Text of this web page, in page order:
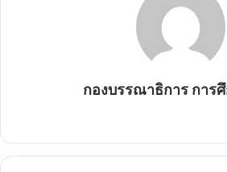
กองบรรณาธิการ การ